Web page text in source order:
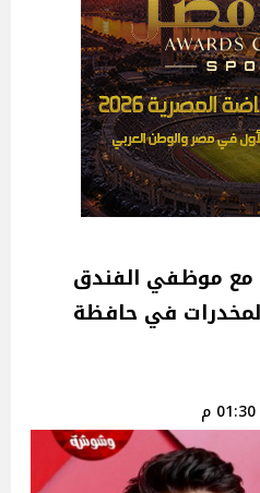
مع موظفي الفندق
في حافظة